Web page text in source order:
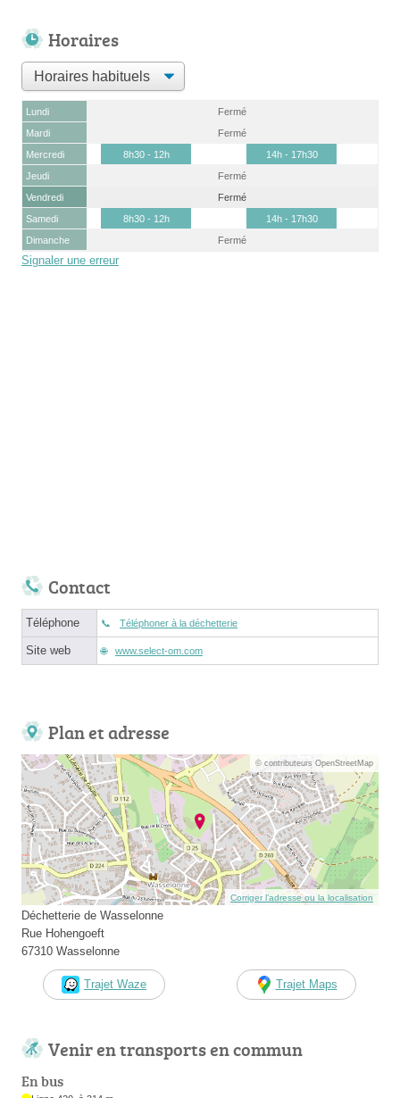
Horaires
Lundi
Fermé
Mardi
Fermé
Mercredi
8h30 - 12h
14h - 17h30
Jeudi
Fermé
Vendredi
Fermé
Samedi
8h30 - 12h
14h - 17h30
Dimanche
Fermé
Signaler une erreur
Contact
Téléphone Téléphoner à la déchetterie
Site web www.select-om.com
Plan et adresse
© contributeurs OpenStreetMap
Corriger l’adresse ou la localisation
Déchetterie de Wasselonne
Rue Hohengoeft
67310 Wasselonne
Trajet Waze Trajet Maps
Venir en transports en commun
En bus